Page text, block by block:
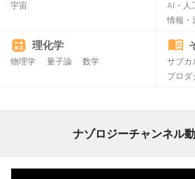
宇宙 AI・人
情報・
理化学
物理学 量子論 数学 サブカ
プロダ
ナゾロジーチャンネル